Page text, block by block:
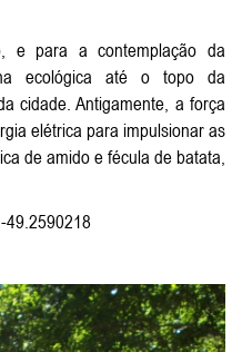
e para a contemplação da
ecológica até o topo da
cidade. Antigamente, a força
elétrica para impulsionar as
de amido e fécula de batata,